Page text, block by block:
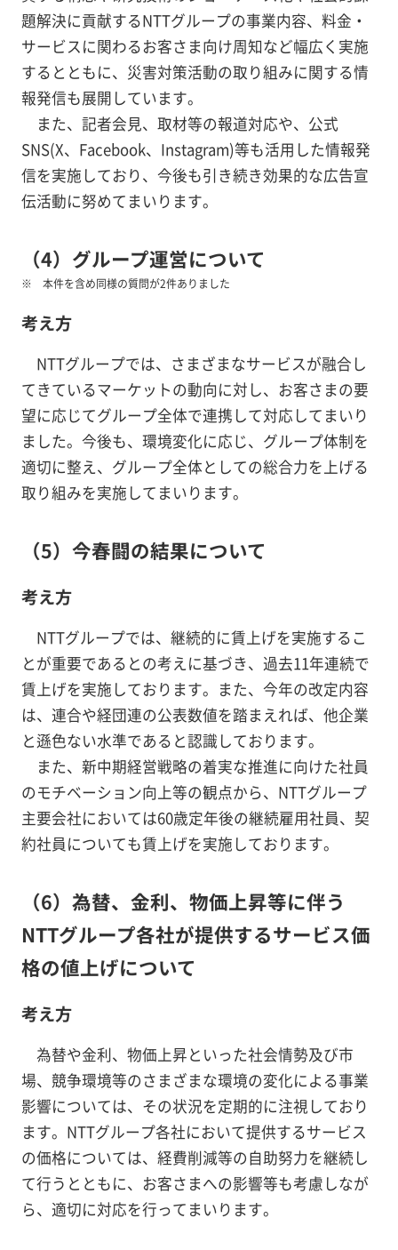
題解決に貢献するNTTグループの事業内容、料金・
サービスに関わるお客さま向け周知など幅広く実施
するとともに、災害対策活動の取り組みに関する情
報発信も展開しています。
また、記者会見、取材等の報道対応や、公式
SNS(X、Facebook、Instagram)等も活用した情報発
信を実施しており、今後も引き続き効果的な広告宣
伝活動に努めてまいります。
（4）グループ運営について
本件を含め同様の質問が2件ありました
考え方
NTTグループでは、さまざまなサービスが融合し
てきているマーケットの動向に対し、お客さまの要
望に応じてグループ全体で連携して対応してまいり
ました。今後も、環境変化に応じ、グループ体制を
適切に整え、グループ全体としての総合力を上げる
取り組みを実施してまいります。
（5）今春闘の結果について
考え方
NTTグループでは、継続的に賃上げを実施するこ
とが重要であるとの考えに基づき、過去11年連続で
賃上げを実施しております。また、今年の改定内容
は、連合や経団連の公表数値を踏まえれば、他企業
と遜色ない水準であると認識しております。
また、新中期経営戦略の着実な推進に向けた社員
のモチベーション向上等の観点から、NTTグループ
主要会社においては60歳定年後の継続雇用社員、契
約社員についても賃上げを実施しております。
（6）為替、金利、物価上昇等に伴う
NTTグループ各社が提供するサービス価
格の値上げについて
考え方
為替や金利、物価上昇といった社会情勢及び市
場、競争環境等のさまざまな環境の変化による事業
影響については、その状況を定期的に注視しており
ます。NTTグループ各社において提供するサービス
の価格については、経費削減等の自助努力を継続し
て行うとともに、お客さまへの影響等も考慮しなが
ら、適切に対応を行ってまいります。